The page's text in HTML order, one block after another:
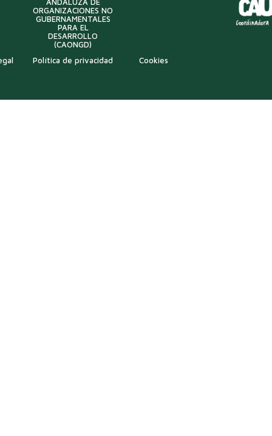
ANDALUZA DE
ORGANIZACIONES NO
GUBERNAMENTALES
PARA EL
DESARROLLO
(CAONGD)
Política de privacidad Cookies